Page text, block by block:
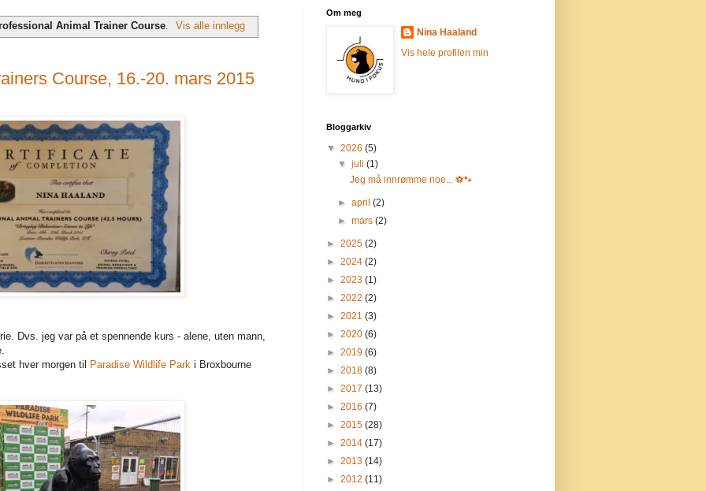
Animal Trainer Course. Vis alle innlegg
Course, 16.-20. mars 2015
Dvs. jeg var på et spennende kurs - alene, uten mann,
hver morgen til
Paradise Wildlife Park i Broxbourne
Om meg
Nina Haaland
Vis hele profilen min
Bloggarkiv
▼ 2026 (5)
▼juli(1)
Jeg må innrømme noe... ⚽🐾
►april(2)
►mars(2)
► 2025 (2)
► 2024 (2)
► 2023 (1)
► 2022 (2)
► 2021 (3)
► 2020 (6)
► 2019 (6)
► 2018 (8)
► 2017 (13)
► 2016 (7)
► 2015 (28)
► 2014 (17)
► 2013 (14)
► 2012 (11)